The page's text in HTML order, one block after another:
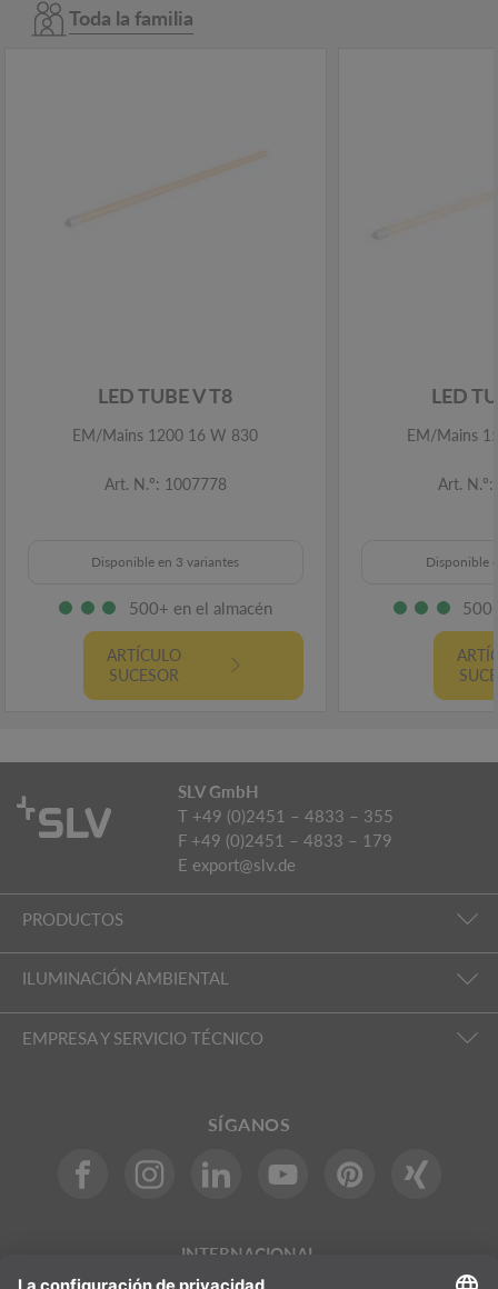
Toda la familia
LED TUBE V T8
EM/Mains 1200 16 W 830
Art. N.º: 1007778
Disponible en 3 variantes
500+ en el almacén
ARTÍCULO
SUCESOR
LED
EM/Mains
Art.
Disponible
SLV GmbH
T +49 (0)2451 – 4833 – 355
F +49 (0)2451 – 4833 – 179
E export@slv.de
PRODUCTOS
ILUMINACIÓN AMBIENTAL
EMPRESA Y SERVICIO TÉCNICO
SÍGANOS
INTERNACIONAL